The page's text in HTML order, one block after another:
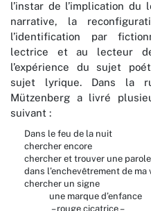
l’instar de l’implication
narrative, la
l’identification par
lectrice et au lecteur
l’expérience du sujet
sujet lyrique. Dans la
Mützenberg a livré
suivant :
Dans le feu de la nuit
chercher encore
chercher et trouver une parole
dans l’enchevêtrement de ma
chercher un signe
une marque d’enfance
– rouge cicatrice –